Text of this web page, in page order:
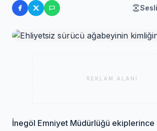
REKLAM ALANI
İnegöl Emniyet Müdürlüğü ekiplerince